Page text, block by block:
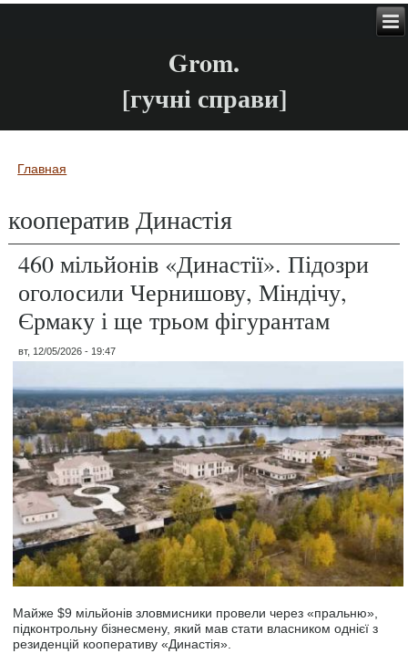
Grom.
[гучні справи]
Вы здесь
Главная
кооператив Династія
460 мільйонів «Династії». Підозри
оголосили Чернишову, Міндічу,
Єрмаку і ще трьом фігурантам
вт, 12/05/2026 - 19:47
Майже $9 мільйонів зловмисники провели через «пральню»,
підконтрольну бізнесмену, який мав стати власником однієї з
резиденцій кооперативу «Династія».